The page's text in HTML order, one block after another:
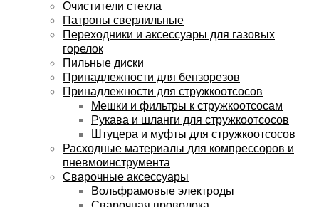
Очистители стекла
Патроны сверлильные
Переходники и аксессуары для газовых
горелок
Пильные диски
Принадлежности для бензорезов
Принадлежности для стружкоотсосов
Мешки и фильтры к стружкоотсосам
Рукава и шланги для стружкоотсосов
Штуцера и муфты для стружкоотсосов
Расходные материалы для компрессоров и
пневмоинструмента
Сварочные аксессуары
Вольфрамовые электроды